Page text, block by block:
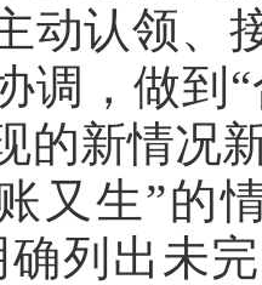
动认领、
调，做到
的新情况
又生”的
确列出未